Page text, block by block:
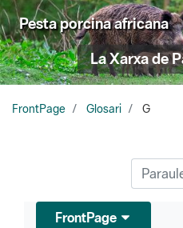
Pesta porcina africana
La Xarxa de
FrontPage Glosari G
FrontPage